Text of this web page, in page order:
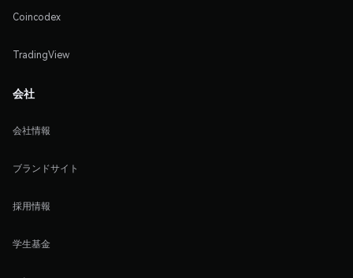
Coincodex
TradingView
会社
会社情報
ブランドサイト
採用情報
学生基金